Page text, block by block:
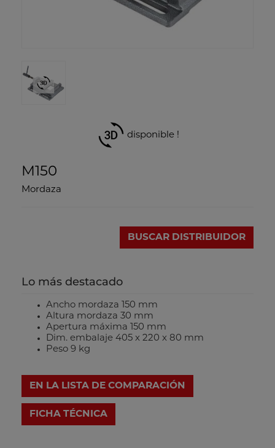
disponible !
M150
Mordaza
BUSCAR DISTRIBUIDOR
Lo más destacado
Ancho mordaza 150 mm
Altura mordaza 30 mm
Apertura máxima 150 mm
Dim. embalaje 405 x 220 x 80 mm
Peso 9 kg
EN LA LISTA DE COMPARACIÓN
FICHA TÉCNICA